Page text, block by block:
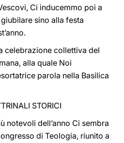
Ci inducemmo poi a
sino alla festa
celebrazione collettiva del
alla quale Noi
parola nella Basilica
STORICI
notevoli dell’anno Ci sembra
di Teologia, riunito a